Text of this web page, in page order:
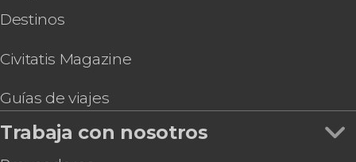
Destinos
Civitatis Magazine
Guías de viajes
Trabaja con nosotros